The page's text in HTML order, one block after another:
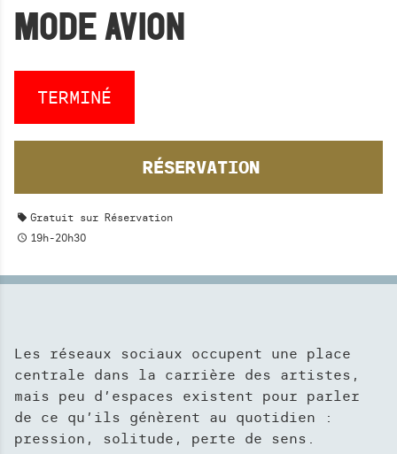
R
c R
E
C
H
E
R
MODE AVION
TERMINÉ
RÉSERVATION
Gratuit sur Réservation
19h-20h30
Les réseaux sociaux occupent une place
centrale dans la carrière des artistes,
mais peu d’espaces existent pour parler
de ce qu’ils génèrent au quotidien :
pression, solitude, perte de sens.